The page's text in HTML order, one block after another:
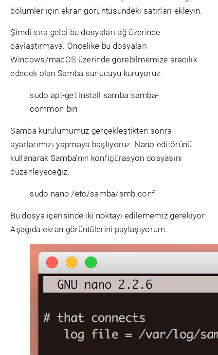
bölümler için ekran görüntüsündeki satırları ekleyin.
Şimdi sıra geldi bu dosyaları ağ üzerinde
paylaştırmaya. Öncelike bu dosyaları
Windows/macOS üzerinde görebilmemize aracılık
edecek olan Samba sunucuyu kuruyoruz.
sudo apt-get install samba samba-
common-bin
Samba kurulumumuz gerçekleştikten sonra
ayarlarımızı yapmaya başlıyoruz. Nano editörünü
kullanarak Samba’nın konfigürasyon dosyasını
düzenleyeceğiz.
sudo nano /etc/samba/smb.conf
Bu dosya içerisinde iki noktayı edilememiz gerekiyor.
Aşağıda ekran görüntülerini paylaşıyorum.